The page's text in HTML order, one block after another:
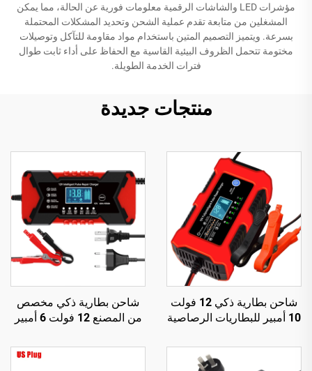
مؤشرات LED والشاشات الرقمية معلومات فورية عن الحالة، مما يمكن
المشغلين من متابعة تقدم عملية الشحن وتحديد المشكلات المحتملة
بسرعة. ويتميز التصميم المتين باستخدام مواد مقاومة للتآكل وتوصيلات
مختومة تتحمل الظروف البيئية القاسية مع الحفاظ على أداء ثابت طوال
فترات الخدمة الطويلة.
منتجات جديدة
شاحن بطارية ذكي 12 فولت
10 أمبير للبطاريات الرصاصية
14.6 فولت، مع إصلاح نبضي،
شاحن بطارية ذكي مخصص
من المصنع 12 فولت 6 أمبير
مصدر طاقة تلقائي 12 فولت